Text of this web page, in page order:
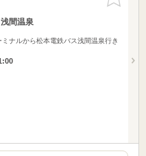
間温泉
ナルから松本電鉄バス浅間温泉行き